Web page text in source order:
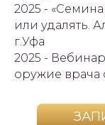
2025 -
или удалять.
г.Уфа
2025 -
оружие врача